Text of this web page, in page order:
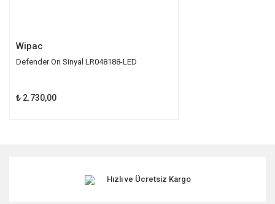
Wipac
Defender Ön Sinyal LR048188-LED
₺ 2.730,00
Hızlı ve Ücretsiz Kargo